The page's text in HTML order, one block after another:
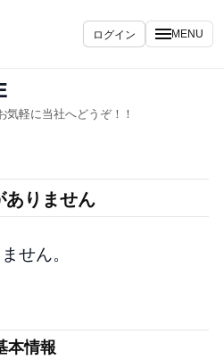
ログイン MENU
軽に当社へどうぞ！！
ありません
せん。
本情報